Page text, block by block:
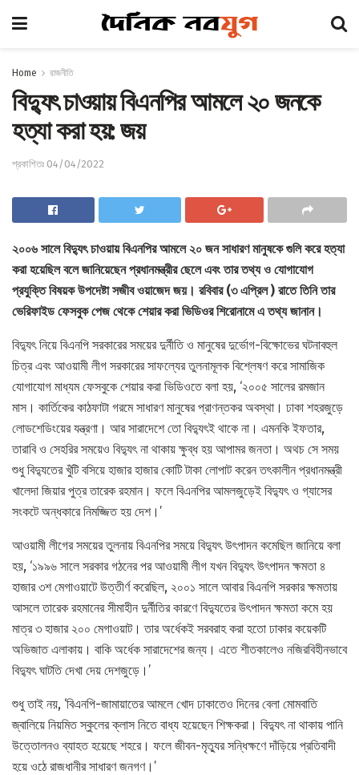
Home রাজনীতি
বিদ্যুৎ চাওয়ায় বিএনপির আমলে ২০ জনকে
হত্যা করা হয়: জয়
প্রকাশিতঃ 04/04/2022
২০০৬ সালে বিদ্যুৎ চাওয়ায় বিএনপির আমলে ২০ জন সাধারণ মানুষকে গুলি করে হত্যা
করা হয়েছিল বলে জানিয়েছেন প্রধানমন্ত্রীর ছেলে এবং তার তথ্য ও যোগাযোগ
প্রযুক্তি বিষয়ক উপদেষ্টা সজীব ওয়াজেদ জয়। রবিবার (৩ এপ্রিল ) রাতে তিনি তার
ভেরিফাইড ফেসবুক পেজ থেকে শেয়ার করা ভিডিওর শিরোনামে এ তথ্য জানান।
বিদ্যুৎ নিয়ে বিএনপি সরকারের সময়ের দুর্নীতি ও মানুষের দুর্ভোগ-বিক্ষোভের ঘটনাবহুল
চিত্র এবং আওয়ামী লীগ সরকারের সাফল্যের তুলনামূলক বিশ্লেষণ করে সামাজিক
যোগাযোগ মাধ্যম ফেসবুকে শেয়ার করা ভিডিওতে বলা হয়, ‘২০০৫ সালের রমজান
মাস। কার্তিকের কাঠফাটা গরমে সাধারণ মানুষের প্রাণন্তকর অবস্থা। ঢাকা শহরজুড়ে
লোডশেডিংয়ের যন্ত্রণা। আর সারাদেশে তো বিদ্যুৎই থাকে না। এমনকি ইফতার,
তারাবি ও সেহরির সময়েও বিদ্যুৎ না থাকায় ক্ষুব্ধ হয় আপামর জনতা। অথচ সে সময়
শুধু বিদ্যুতের খুঁটি বসিয়ে হাজার হাজার কোটি টাকা লোপাট করেন তৎকালীন প্রধানমন্ত্রী
খালেদা জিয়ার পুত্র তারেক রহমান। ফলে বিএনপির আমলজুড়েই বিদ্যুৎ ও গ্যাসের
সংকটে অন্ধকারে নিমজ্জিত হয় দেশ।’
আওয়ামী লীগের সময়ের তুলনায় বিএনপির সময়ে বিদ্যুৎ উৎপাদন কমেছিল জানিয়ে বলা
হয়, ‘১৯৯৬ সালে সরকার গঠনের পর আওয়ামী লীগ যখন বিদ্যুৎ উৎপাদন ক্ষমতা ৪
হাজার ৩শ মেগাওয়াটে উত্তীর্ণ করেছিল, ২০০১ সালে আবার বিএনপি সরকার ক্ষমতায়
আসলে তারেক রহমানের সীমাহীন দুর্নীতির কারণে বিদ্যুতের উৎপাদন ক্ষমতা কমে হয়
মাত্র ৩ হাজার ২০০ মেগাওয়াট। তার অর্ধেকই সরবরাহ করা হতো ঢাকার কয়েকটি
অভিজাত এলাকায়। বাকি অর্ধেক সারাদেশের জন্য। এতে শীতকালেও নজিরবিহীনভাবে
বিদ্যুৎ ঘাটতি দেখা দেয় দেশজুড়ে।’
শুধু তাই নয়, ‘বিএনপি-জামায়াতের আমলে খোদ ঢাকাতেও দিনের বেলা মোমবাতি
জ্বালিয়ে নিয়মিত স্কুলের ক্লাস নিতে বাধ্য হয়েছেন শিক্ষকরা। বিদ্যুৎ না থাকায় পানি
উত্তোলনও ব্যাহত হয়েছে শহরে। ফলে জীবন-মৃত্যুর সন্ধিক্ষণে দাঁড়িয়ে প্রতিবাদী
হয়ে ওঠে রাজধানীর সাধারণ জনগণ।’